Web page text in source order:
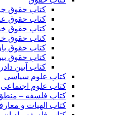
کتاب حقوق
کتاب حقوق
کتاب حقوق
کتاب حقوق
کتاب حقوق
کتاب حقوق
کتاب آیین
کتاب علوم سیاسی
کتاب علوم اجتماعی
کتاب فلسفه –
کتاب الهیات و